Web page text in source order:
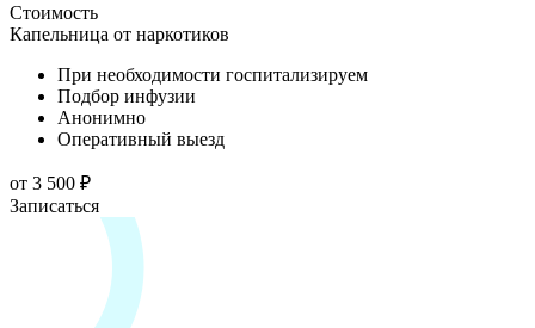
Стоимость
Капельница от наркотиков
При необходимости госпитализируем
Подбор инфузии
Анонимно
Оперативный выезд
от 3 500 ₽
Записаться